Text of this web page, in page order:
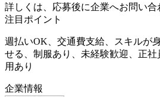
詳しくは、応募後に企業へお問い合
注目ポイント
週払いOK、交通費支給、スキルが
せる、制服あり、未経験歓迎、正
用あり
企業情報